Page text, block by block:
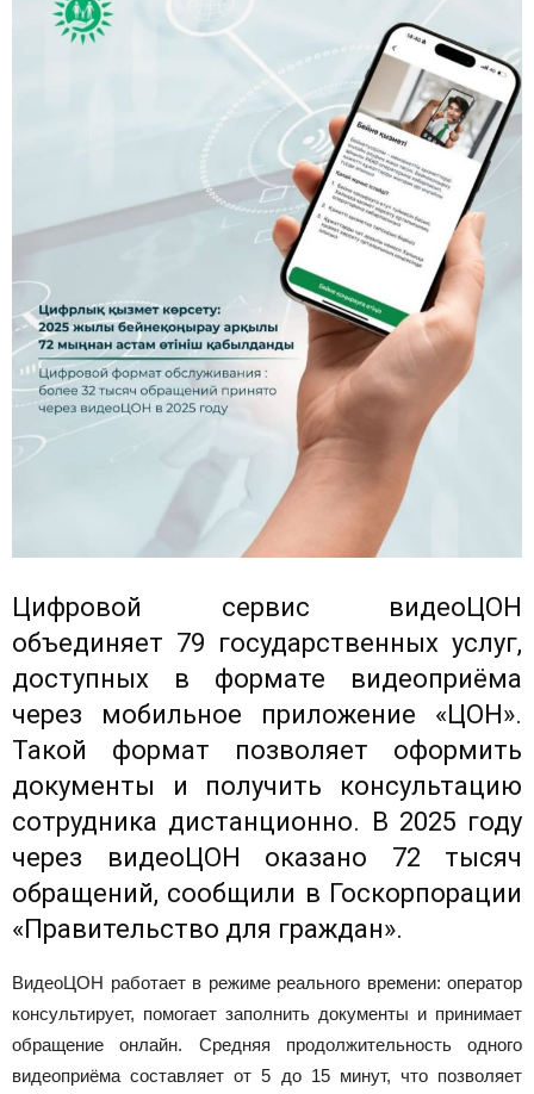
Цифровой сервис видеоЦОН
объединяет 79 государственных услуг,
доступных в формате видеоприёма
через мобильное приложение «ЦОН».
Такой формат позволяет оформить
документы и получить консультацию
сотрудника дистанционно. В 2025 году
через видеоЦОН оказано 72 тысяч
обращений, сообщили в Госкорпорации
«Правительство для граждан».
ВидеоЦОН работает в режиме реального времени: оператор
консультирует, помогает заполнить документы и принимает
обращение онлайн. Средняя продолжительность одного
видеоприёма составляет от 5 до 15 минут, что позволяет